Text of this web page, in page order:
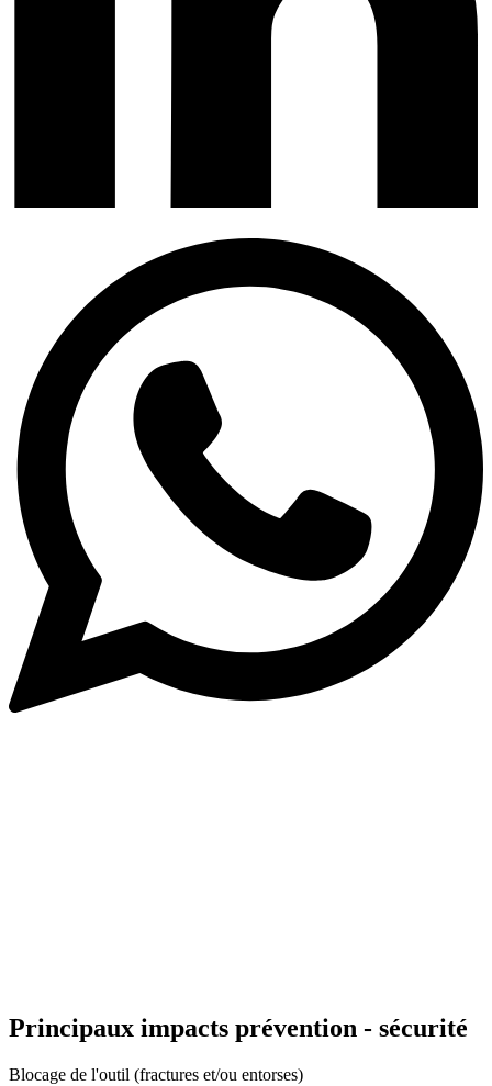
Principaux impacts prévention - sécurité
Blocage de l'outil (fractures et/ou entorses)